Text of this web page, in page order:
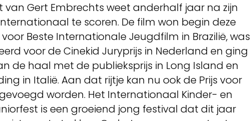
Gert Embrechts weet anderhalf jaar na zijn
te scoren. De film won begin deze
Beste Internationale Jeugdfilm in Brazilië, was
voor de Cinekid Juryprijs in Nederland en ging
de haal met de publieksprijs in Long Island en
in Italië. Aan dat rijtje kan nu ook de Prijs voor
worden. Het Internationaal Kinder- en
is een groeiend jong festival dat dit jaar